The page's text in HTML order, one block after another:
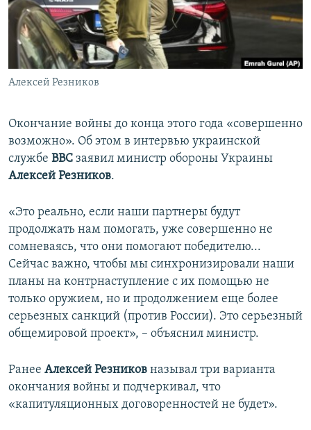
ПОБЕДИТЕЛЕЙ НЕ СУДЯТ?
КРЫМ.НЕПОКОРЕННЫЙ
ELIFBE
УКРАИНСКАЯ ПРОБЛЕМА КРЫМА
ПРИСОЕДИНЯЙТЕСЬ!
Алексей Резников
Окончание войны до конца этого года «совершенно
возможно». Об этом в интервью украинской
службе BBC заявил министр обороны Украины
Алексей Резников.
«Это реально, если наши партнеры будут
продолжать нам помогать, уже совершенно не
сомневаясь, что они помогают победителю...
Сейчас важно, чтобы мы синхронизировали наши
планы на контрнаступление с их помощью не
только оружием, но и продолжением еще более
серьезных санкций (против России). Это серьезный
общемировой проект», – объяснил министр.
Ранее Алексей Резников называл три варианта
окончания войны и подчеркивал, что
«капитуляционных договоренностей не будет».